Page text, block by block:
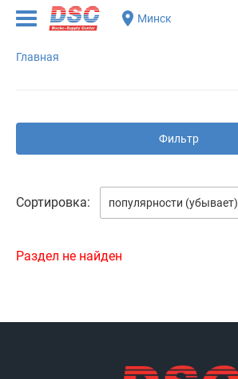
Минск
Главная
Фильтр
Сортировка: популярности (убывает)
Раздел не найден